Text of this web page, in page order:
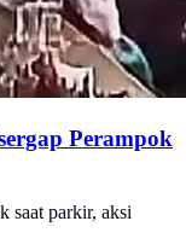
Perampok
saat parkir, aksi